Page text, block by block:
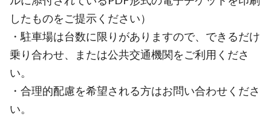
したものをご提示ください）
・駐車場は台数に限りがありますので、できるだけ
乗り合わせ、または公共交通機関をご利用くださ
い。
・合理的配慮を希望される方はお問い合わせくださ
い。